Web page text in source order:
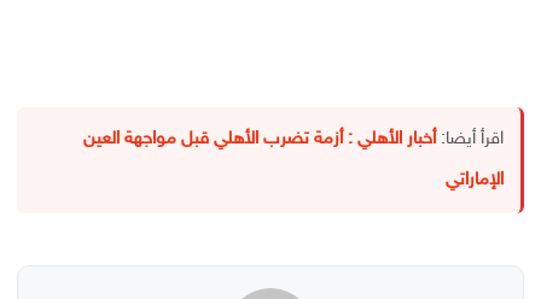
اقرأ أيضا: أخبار الأهلي : أزمة تضرب الأهلي قبل مواجهة العين
الإماراتي